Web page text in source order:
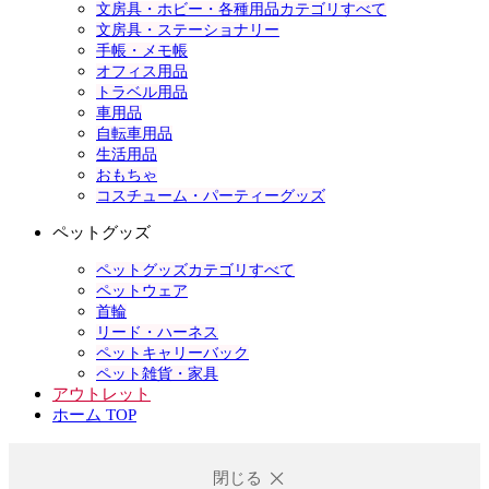
文房具・ホビー・各種用品カテゴリすべて
文房具・ステーショナリー
手帳・メモ帳
オフィス用品
トラベル用品
車用品
自転車用品
生活用品
おもちゃ
コスチューム・パーティーグッズ
ペットグッズ
ペットグッズカテゴリすべて
ペットウェア
首輪
リード・ハーネス
ペットキャリーバック
ペット雑貨・家具
アウトレット
ホーム TOP
閉じる